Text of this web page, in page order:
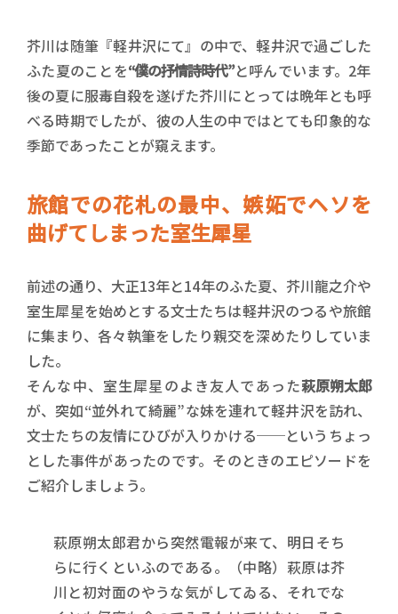
芥川は随筆『軽井沢にて』の中で、軽井沢で過ごした
ふた夏のことを“僕の抒情詩時代”と呼んでいます。2年
後の夏に服毒自殺を遂げた芥川にとっては晩年とも呼
べる時期でしたが、彼の人生の中ではとても印象的な
季節であったことが窺えます。
旅館での花札の最中、嫉妬でヘソを
曲げてしまった室生犀星
前述の通り、大正13年と14年のふた夏、芥川龍之介や
室生犀星を始めとする文士たちは軽井沢のつるや旅館
に集まり、各々執筆をしたり親交を深めたりしていま
した。
そんな中、室生犀星のよき友人であった萩原朔太郎
が、突如“並外れて綺麗”な妹を連れて軽井沢を訪れ、
文士たちの友情にひびが入りかける──というちょっ
とした事件があったのです。そのときのエピソードを
ご紹介しましょう。
萩原朔太郎君から突然電報が来て、明日そち
らに行くといふのである。（中略）萩原は芥
川と初対面のやうな気がしてゐる、それでな